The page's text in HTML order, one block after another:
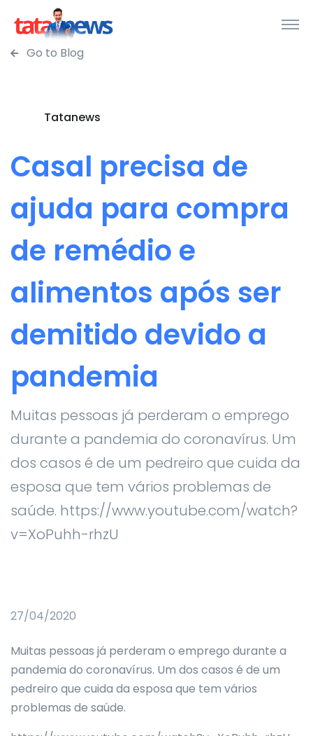
Go to Blog
Tatanews
Casal precisa de
ajuda para compra
de remédio e
alimentos após ser
demitido devido a
pandemia
Muitas pessoas já perderam o emprego
durante a pandemia do coronavírus. Um
dos casos é de um pedreiro que cuida da
esposa que tem vários problemas de
saúde. https://www.youtube.com/watch?
v=XoPuhh-rhzU
27/04/2020
Muitas pessoas já perderam o emprego durante a
pandemia do coronavírus. Um dos casos é de um
pedreiro que cuida da esposa que tem vários
problemas de saúde.